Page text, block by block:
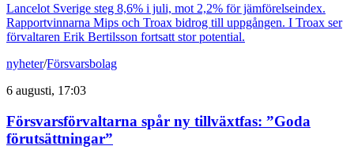
Lancelot Sverige steg 8,6% i juli, mot 2,2% för jämförelseindex.
Rapportvinnarna Mips och Troax bidrog till uppgången. I Troax ser
förvaltaren Erik Bertilsson fortsatt stor potential.
nyheter/Försvarsbolag
6 augusti, 17:03
Försvarsförvaltarna spår ny tillväxtfas: ”Goda
förutsättningar”